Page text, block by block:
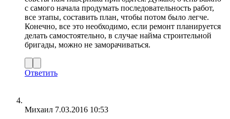
с самого начала продумать последовательность работ,
все этапы, составить план, чтобы потом было легче.
Конечно, все это необходимо, если ремонт планируется
делать самостоятельно, в случае найма строительной
бригады, можно не заморачиваться.
Ответить
Михаил 7.03.2016 10:53